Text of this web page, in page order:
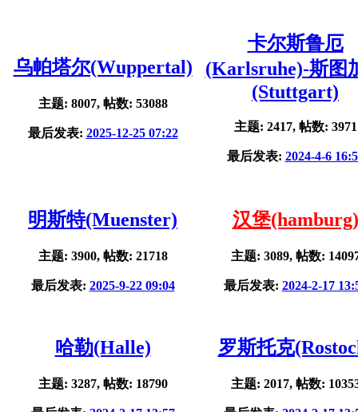
乌帕塔尔(Wuppertal)
主题: 8007, 帖数: 53088
最后发表: 2025-12-25 07:22
卡尔斯鲁厄
(Karlsruhe)-斯图
(Stuttgart)
主题: 2417, 帖数: 3971
最后发表: 2024-4-6
明斯特(Muenster)
主题: 3900, 帖数: 21718
最后发表: 2025-9-22 09:04
汉堡(hamburg)
主题: 3089, 帖数:
最后发表: 2024-2-17
哈勒(Halle)
主题: 3287, 帖数: 18790
罗斯托克
主题: 2017, 帖数: